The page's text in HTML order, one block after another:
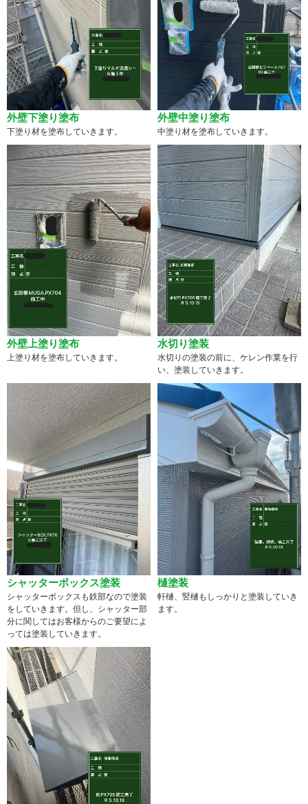
外壁下塗り塗布
下塗り材を塗布していきます。
外壁中塗り塗布
中塗り材を塗布していきます。
外壁上塗り塗布
上塗り材を塗布していきます。
水切り塗装
水切りの塗装の前に、ケレン作業を行
い、塗装していきます。
シャッターボックス塗装
シャッターボックスも鉄部なので塗装
をしていきます。但し、シャッター部
分に関してはお客様からのご要望によ
っては塗装していきます。
樋塗装
軒樋、竪樋もしっかりと塗装していき
ます。